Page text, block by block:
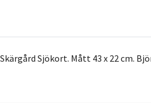
Sjökort. Mått 43 x 22 cm.